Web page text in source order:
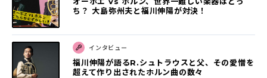
ち？ 大島弥州夫と福川伸陽が対決！
インタビュー
福川伸陽が語るR.シュトラウスと父、その愛憎を
超えて作り出されたホルン曲の数々